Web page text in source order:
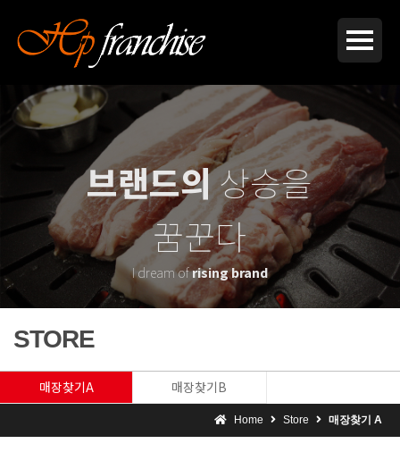
브랜드의상승을
꿈꾼다
I dream ofrising brand
STORE
매장찾기A 매장찾기B
Home Store 매장찾기 A